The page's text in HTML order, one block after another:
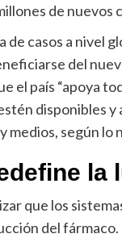
de
de casos a nivel
del
el país “apoya
disponibles
medios, según lo
la
que los
del